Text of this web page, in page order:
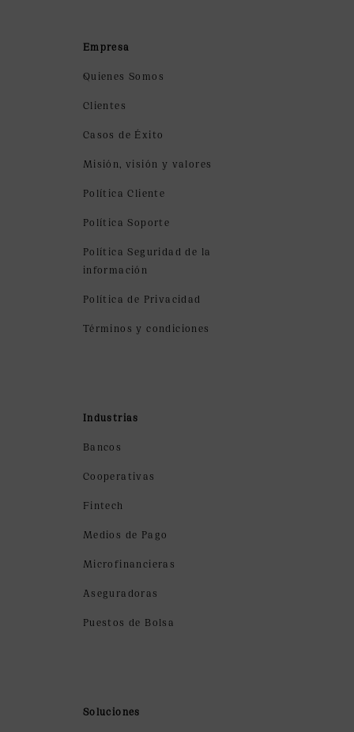
Empresa
Quienes Somos
Clientes
Casos de Éxito
Misión, visión y valores
Política Cliente
Política Soporte
Política Seguridad de la
información
Política de Privacidad
Términos y condiciones
Industrias
Bancos
Cooperativas
Fintech
Medios de Pago
Microfinancieras
Aseguradoras
Puestos de Bolsa
Soluciones